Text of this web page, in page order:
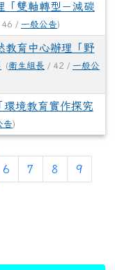
「雙軸轉型－減碳
46 / 一般公告)
教育中心辦理「野
(衛生組長 / 42 / 一般公
境教育實作探究
告)
6 7 8 9